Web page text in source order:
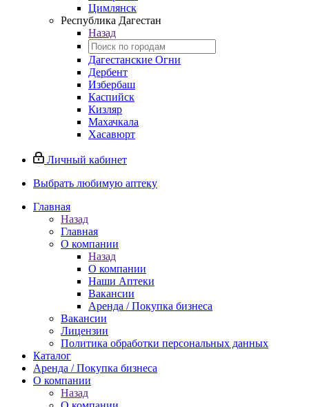
Цимлянск
Республика Дагестан
Назад
Дагестанские Огни
Дербент
Избербаш
Каспийск
Кизляр
Махачкала
Хасавюрт
Личный кабинет
Выбрать любимую аптеку
Главная
Назад
Главная
О компании
Назад
О компании
Наши Аптеки
Вакансии
Аренда / Покупка бизнеса
Вакансии
Лицензии
Политика обработки персональных данных
Каталог
Аренда / Покупка бизнеса
О компании
Назад